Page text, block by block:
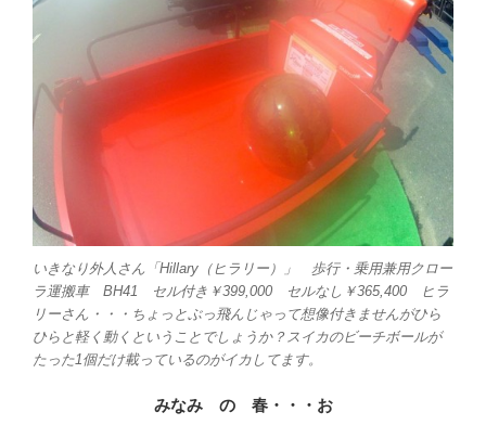
いきなり外人さん「Hillary（ヒラリー）」 歩行・乗用兼用クロー
ラ運搬車 BH41 セル付き￥399,000 セルなし￥365,400 ヒラ
リーさん・・・ちょっとぶっ飛んじゃって想像付きませんがひら
ひらと軽く動くということでしょうか？スイカのビーチボールが
たった1個だけ載っているのがイカしてます。
みなみ の 春・・・お